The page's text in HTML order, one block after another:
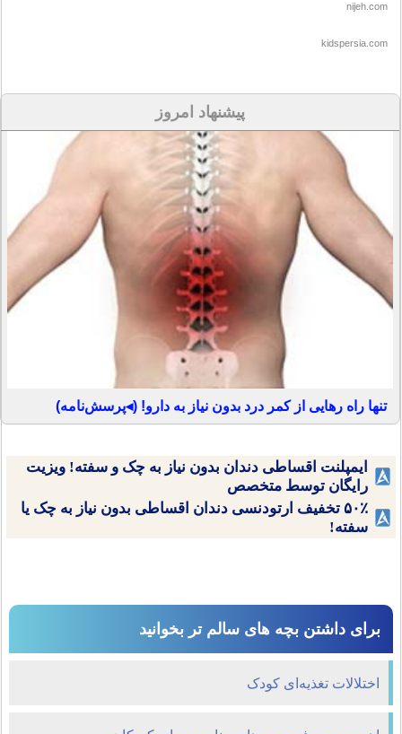
nijeh.com
kidspersia.com
پیشنهاد امروز
تنها راه رهایی از کمر درد بدون نیاز به دارو! (◂پرسش‌نامه)
ایمپلنت اقساطی دندان بدون نیاز به چک و سفته! ویزیت
رایگان توسط متخصص
۵۰٪ تخفیف ارتودنسی دندان اقساطی بدون نیاز به چک یا
سفته!
برای داشتن بچه های سالم تر بخوانید
اختلالات تغذیه‌ای کودک